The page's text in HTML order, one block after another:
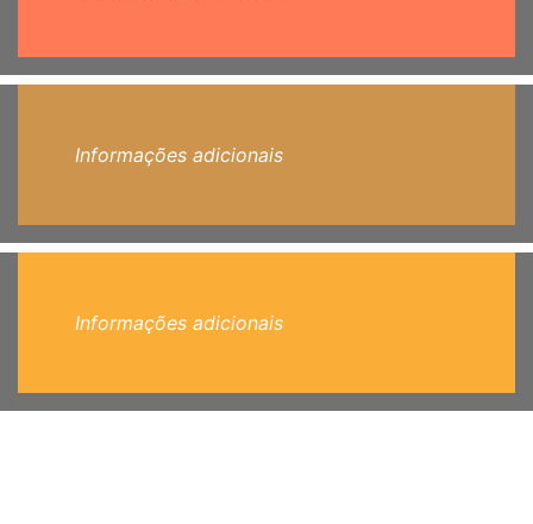
Informações adicionais
Informações adicionais